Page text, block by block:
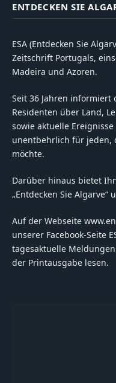
ENTDECKEN SIE
ESA (Entdecken Sie
Zeitschrift Portugals,
Madeira und Azoren.
Seit 36 Jahren informiert
Residenten über Land,
sowie aktuelle
unentbehrlich für jeden,
möchte.
Darüber hinaus bietet
„Entdecken Sie
Auf der Webseite
unserer Facebook-Seite
tagesaktuelle
der Printausgabe lesen.